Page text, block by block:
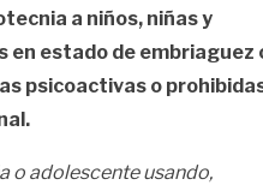
a niños, niñas y
en estado de embriaguez
psicoactivas o
o adolescente usando,